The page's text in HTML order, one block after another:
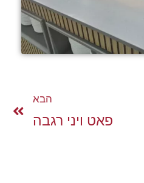
הבא
פאט ויני רגבה